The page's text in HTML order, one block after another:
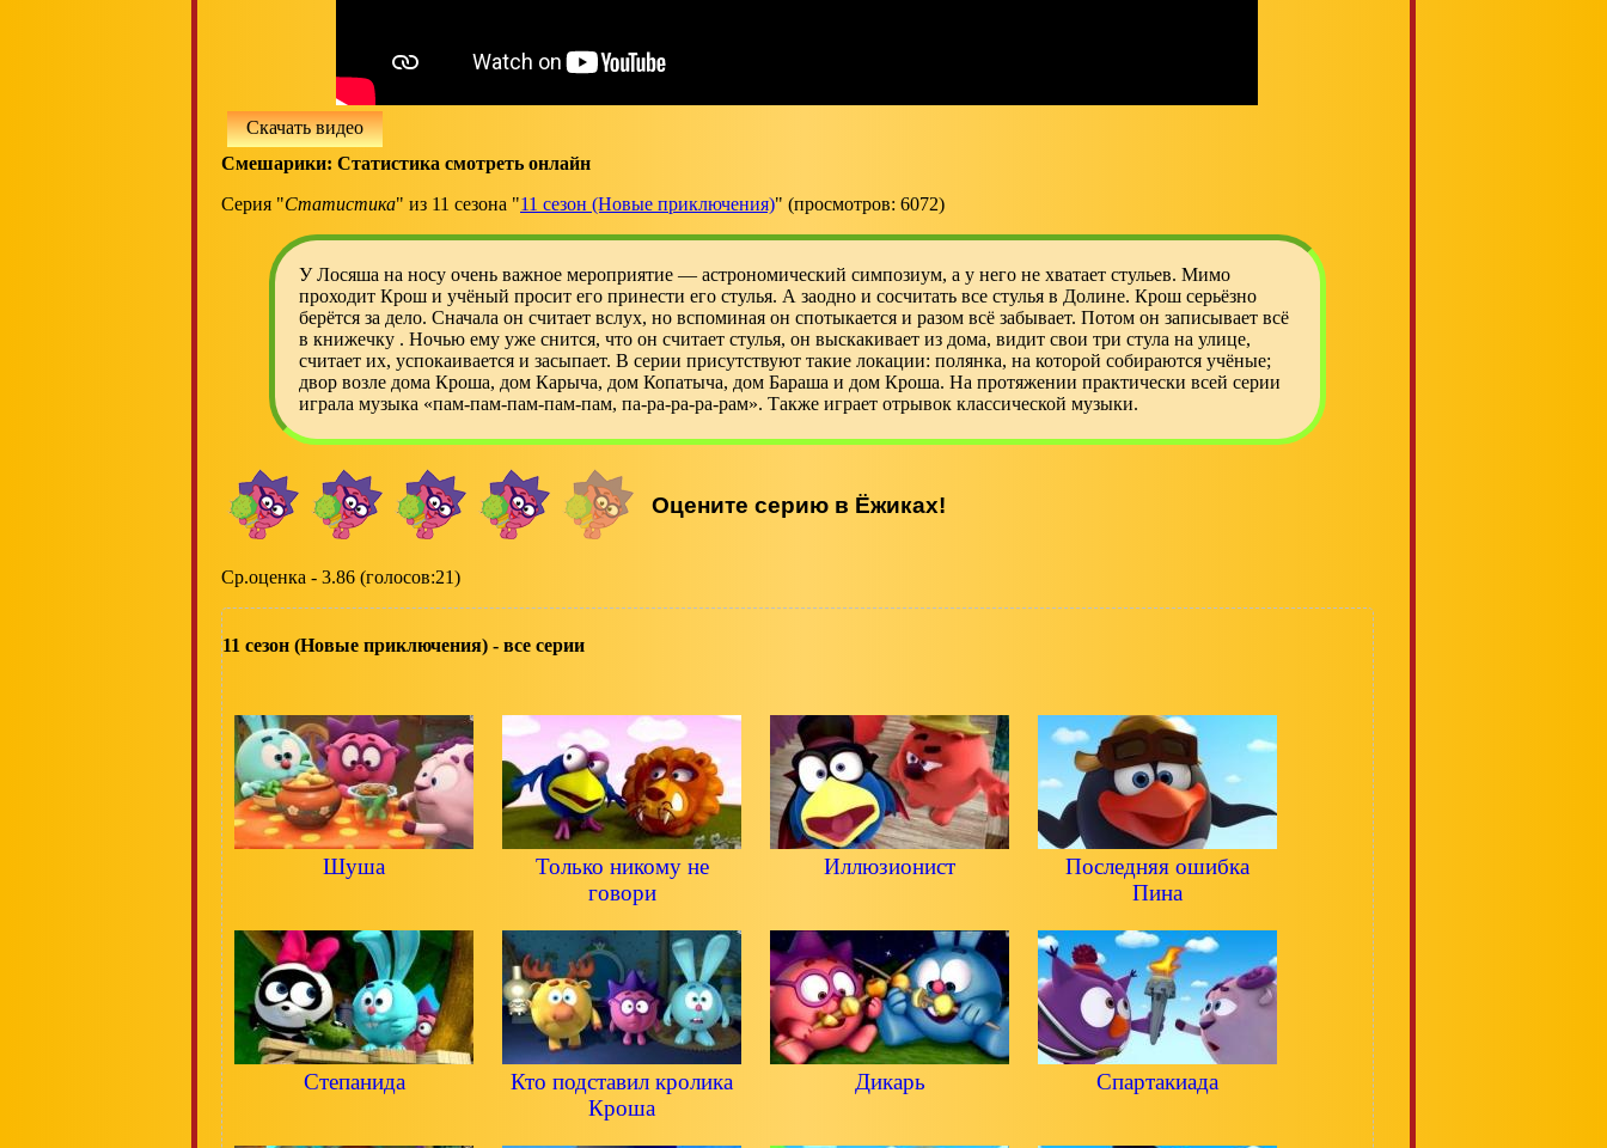
Скачать видео
Смешарики: Статистика смотреть онлайн
Серия "Статистика" из 11 сезона "11 сезон (Новые приключения)" (просмотров: 6072)
У Лосяша на носу очень важное мероприятие — астрономический симпозиум, а у него не хватает стульев. Мимо
проходит Крош и учёный просит его принести его стулья. А заодно и сосчитать все стулья в Долине. Крош серьёзно
берётся за дело. Сначала он считает вслух, но вспоминая он спотыкается и разом всё забывает. Потом он записывает всё
в книжечку . Ночью ему уже снится, что он считает стулья, он выскакивает из дома, видит свои три стула на улице,
считает их, успокаивается и засыпает. В серии присутствуют такие локации: полянка, на которой собираются учёные;
двор возле дома Кроша, дом Карыча, дом Копатыча, дом Бараша и дом Кроша. На протяжении практически всей серии
играла музыка «пам-пам-пам-пам-пам, па-ра-ра-ра-рам». Также играет отрывок классической музыки.
Ср.оценка - 3.86 (голосов:21)
11 сезон (Новые приключения) - все серии
Шуша
Только никому не
говори
Иллюзионист
Последняя ошибка
Пина
Степанида
Кто подставил кролика
Кроша
Дикарь Спартакиада